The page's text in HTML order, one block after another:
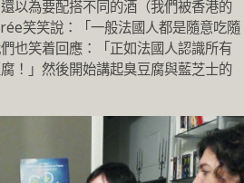
以為要配搭不同的酒（我們被香港的
笑笑說：「一般法國人都是隨意吃隨
也笑着回應：「正如法國人認識所有
！」然後開始講起臭豆腐與藍芝士的